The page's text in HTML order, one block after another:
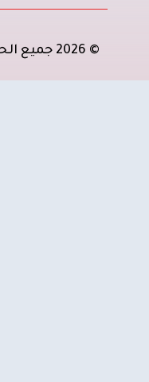
© 2026 جميع الحقوق محفوظة.